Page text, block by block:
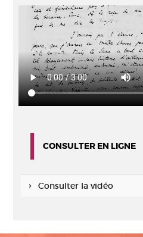
CONSULTER EN LIGNE
Consulter la vidéo